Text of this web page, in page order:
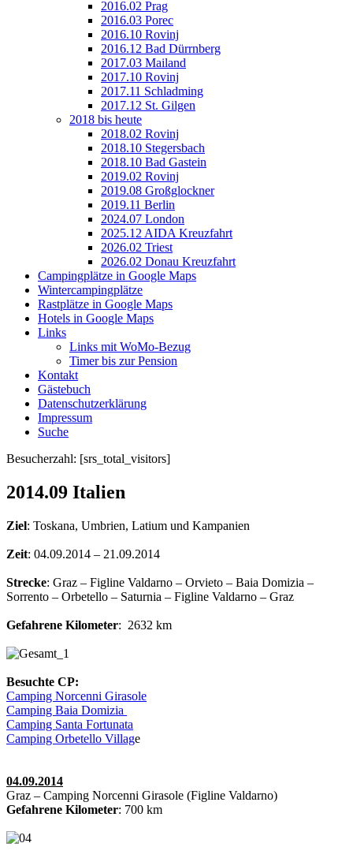
2016.02 Prag
2016.03 Porec
2016.10 Rovinj
2016.12 Bad Dürrnberg
2017.03 Mailand
2017.10 Rovinj
2017.11 Schladming
2017.12 St. Gilgen
2018 bis heute
2018.02 Rovinj
2018.10 Stegersbach
2018.10 Bad Gastein
2019.02 Rovinj
2019.08 Großglockner
2019.11 Berlin
2024.07 London
2025.12 AIDA Kreuzfahrt
2026.02 Triest
2026.02 Donau Kreuzfahrt
Campingplätze in Google Maps
Wintercampingplätze
Rastplätze in Google Maps
Hotels in Google Maps
Links
Links mit WoMo-Bezug
Timer bis zur Pension
Kontakt
Gästebuch
Datenschutzerklärung
Impressum
Suche
Besucherzahl: [srs_total_visitors]
2014.09 Italien
Ziel: Toskana, Umbrien, Latium und Kampanien
Zeit: 04.09.2014 – 21.09.2014
Strecke: Graz – Figline Valdarno – Orvieto – Baia Domizia –
Sorrento – Orbetello – Saturnia – Figline Valdarno – Graz
Gefahrene Kilometer: 2632 km
Besuchte CP:
Camping Norcenni Girasole
Camping Baia Domizia
Camping Santa Fortunata
Camping Orbetello Village
04.09.2014
Graz – Camping Norcenni Girasole (Figline Valdarno)
Gefahrene Kilometer: 700 km